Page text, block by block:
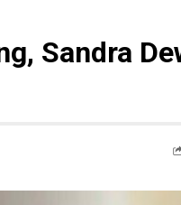
Sandra